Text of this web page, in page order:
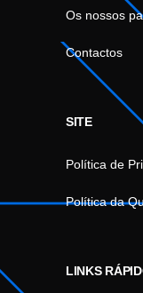
Os nossos
Contactos
SITE
Política de
Política da
LINKS